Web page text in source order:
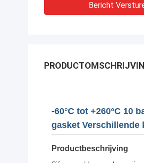
Bericht
-60°C tot +260°C 10
gasket Verschillende
Productbeschrijving